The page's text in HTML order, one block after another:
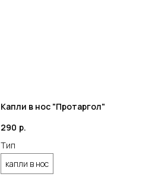
Капли в нос "Протаргол"
290 р.
Тип
капли в нос